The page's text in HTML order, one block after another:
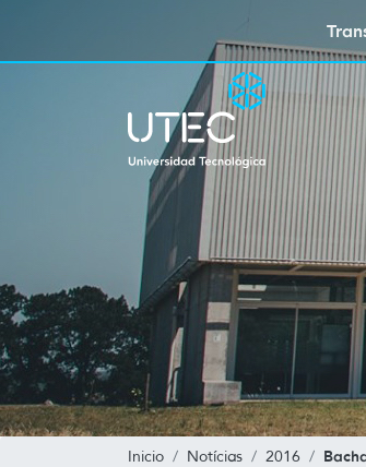
Inicio Notícias 2016